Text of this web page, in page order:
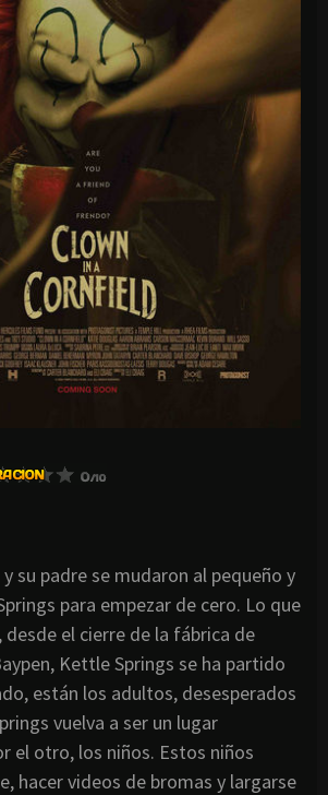
su padre se mudaron al pequeño y
para empezar de cero. Lo que
desde el cierre de la fábrica de
Kettle Springs se ha partido
están los adultos, desesperados
vuelva a ser un lugar
el otro, los niños. Estos niños
hacer videos de bromas y largarse